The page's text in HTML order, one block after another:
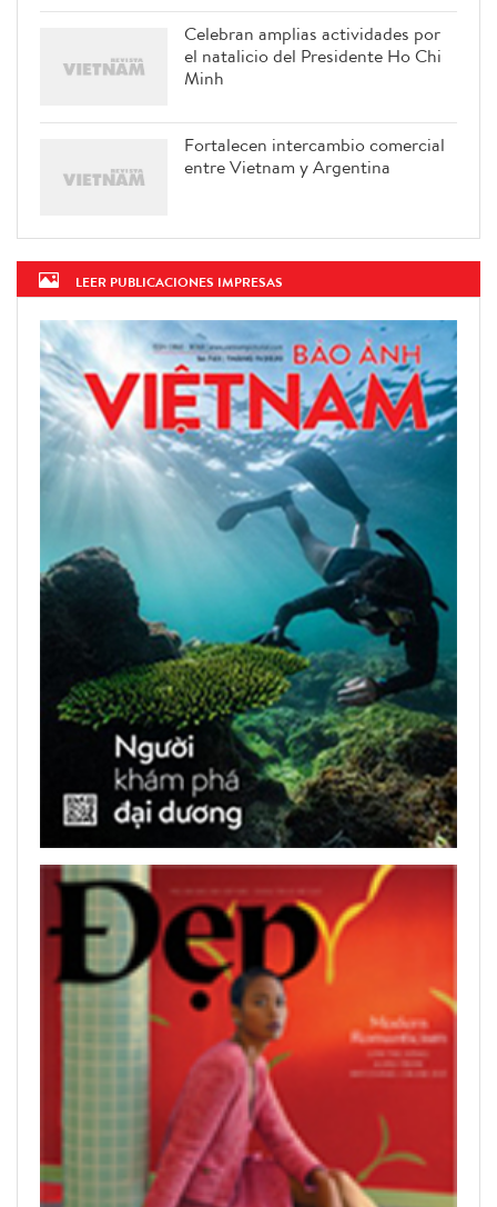
Celebran amplias actividades por
el natalicio del Presidente Ho Chi
Minh
Fortalecen intercambio comercial
entre Vietnam y Argentina
LEER PUBLICACIONES IMPRESAS